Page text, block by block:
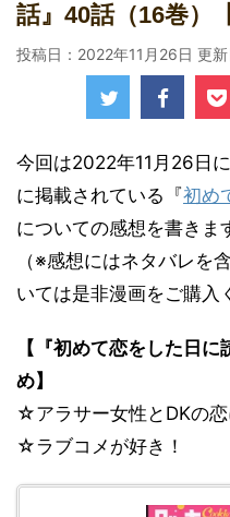
話』40話（16巻）
投稿日：2022年11月26日 更新
今回は2022年11月26日
に掲載されている『初め
についての感想を書きま
（※感想にはネタバレを
いては是非漫画をご購入
【『初めて恋をした日
め】
☆アラサー女性とDKの恋
☆ラブコメが好き！